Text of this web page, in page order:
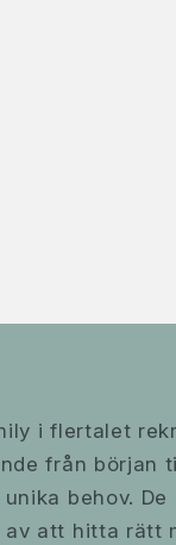
i flertalet
från början
behov.
att hitta rätt